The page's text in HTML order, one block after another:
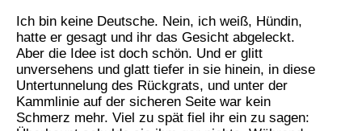
Ich bin keine Deutsche. Nein, ich weiß, Hündin,
hatte er gesagt und ihr das Gesicht abgeleckt.
Aber die Idee ist doch schön. Und er glitt
unversehens und glatt tiefer in sie hinein, in diese
Untertunnelung des Rückgrats, und unter der
Kammlinie auf der sicheren Seite war kein
Schmerz mehr. Viel zu spät fiel ihr ein zu sagen: